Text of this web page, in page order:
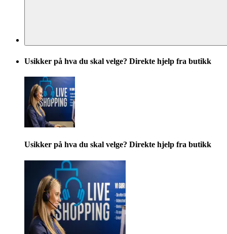
Usikker på hva du skal velge? Direkte hjelp fra butikk
Usikker på hva du skal velge? Direkte hjelp fra butikk